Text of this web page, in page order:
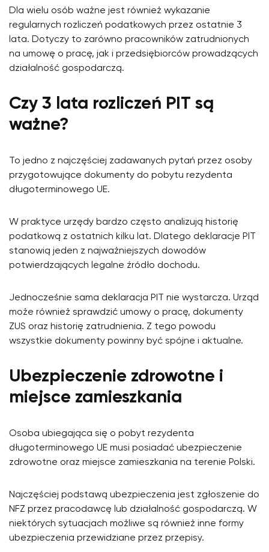
Dla wielu osób ważne jest również wykazanie
regularnych rozliczeń podatkowych przez ostatnie 3
lata. Dotyczy to zarówno pracowników zatrudnionych
na umowę o pracę, jak i przedsiębiorców prowadzących
działalność gospodarczą.
Czy 3 lata rozliczeń PIT są
ważne?
To jedno z najczęściej zadawanych pytań przez osoby
przygotowujące dokumenty do pobytu rezydenta
długoterminowego UE.
W praktyce urzędy bardzo często analizują historię
podatkową z ostatnich kilku lat. Dlatego deklaracje PIT
stanowią jeden z najważniejszych dowodów
potwierdzających legalne źródło dochodu.
Jednocześnie sama deklaracja PIT nie wystarcza. Urząd
może również sprawdzić umowy o pracę, dokumenty
ZUS oraz historię zatrudnienia. Z tego powodu
wszystkie dokumenty powinny być spójne i aktualne.
Ubezpieczenie zdrowotne i
miejsce zamieszkania
Osoba ubiegająca się o pobyt rezydenta
długoterminowego UE musi posiadać ubezpieczenie
zdrowotne oraz miejsce zamieszkania na terenie Polski.
Najczęściej podstawą ubezpieczenia jest zgłoszenie do
NFZ przez pracodawcę lub działalność gospodarczą. W
niektórych sytuacjach możliwe są również inne formy
ubezpieczenia przewidziane przez przepisy.